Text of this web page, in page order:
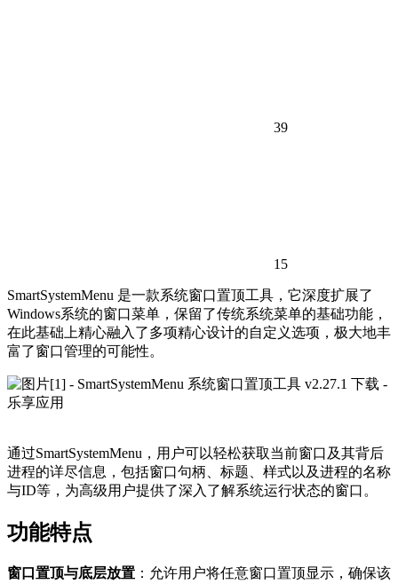
39
15
SmartSystemMenu 是一款系统窗口置顶工具，它深度扩展了
Windows系统的窗口菜单，保留了传统系统菜单的基础功能，
在此基础上精心融入了多项精心设计的自定义选项，极大地丰
富了窗口管理的可能性。
通过SmartSystemMenu，用户可以轻松获取当前窗口及其背后
进程的详尽信息，包括窗口句柄、标题、样式以及进程的名称
与ID等，为高级用户提供了深入了解系统运行状态的窗口。
功能特点
窗口置顶与底层放置 ：允许用户将任意窗口置顶显示，确保该